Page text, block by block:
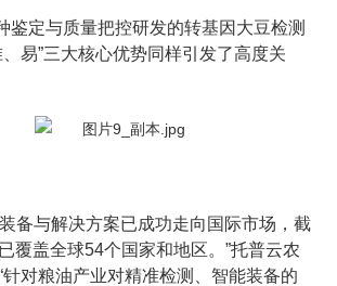
鉴定与质量把控研发的转基因大豆检测
易”三大核心优势同样引发了高度关
备与解决方案已成功走向国际市场，截
覆盖全球54个国家和地区。”托普云农
针对粮油产业对精准检测、智能装备的